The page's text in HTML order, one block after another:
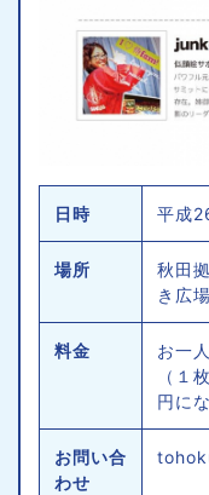
日時 平成
場所
秋田
き広場
料金
お一
（１
円に
お問い合
わせ